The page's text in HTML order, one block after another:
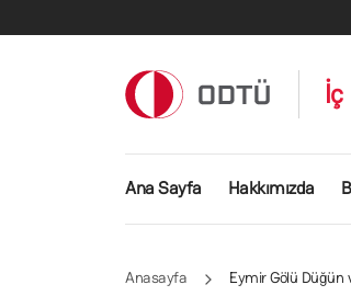
Ana gezinti
Ana Sayfa Hakkımızda
Anasayfa Eymir Gölü Düğün